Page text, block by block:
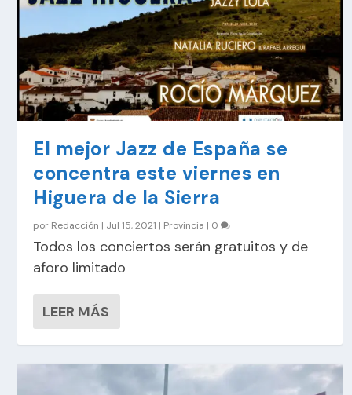
El mejor Jazz de España se
concentra este viernes en
Higuera de la Sierra
por Redacción | Jul 15, 2021 | Provincia | 0
Todos los conciertos serán gratuitos y de
aforo limitado
LEER MÁS